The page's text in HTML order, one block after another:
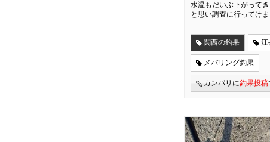
水温もだいぶ下がって
と思い調査に行ってけ
関西の釣果 江
メバリング釣果
カンパリに釣果投稿